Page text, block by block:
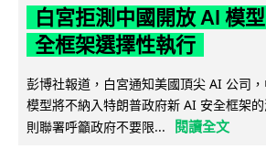
白宮拒測中國開放 AI 模
全框架選擇性執行
彭博社報道，白宮通知美國頂尖 AI 公司
模型將不納入特朗普政府新 AI 安全框架
則聯署呼籲政府不要限...
閱讀全文